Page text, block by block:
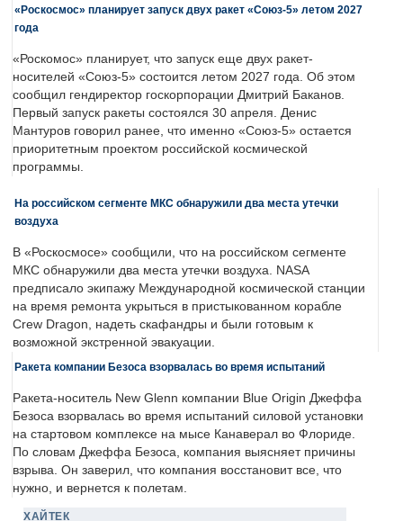
«Роскосмос» планирует запуск двух ракет «Союз-5» летом 2027
года
«Роскомос» планирует, что запуск еще двух ракет-
носителей «Союз-5» состоится летом 2027 года. Об этом
сообщил гендиректор госкорпорации Дмитрий Баканов.
Первый запуск ракеты состоялся 30 апреля. Денис
Мантуров говорил ранее, что именно «Союз-5» остается
приоритетным проектом российской космической
программы.
На российском сегменте МКС обнаружили два места утечки
воздуха
В «Роскосмосе» сообщили, что на российском сегменте
МКС обнаружили два места утечки воздуха. NASA
предписало экипажу Международной космической станции
на время ремонта укрыться в пристыкованном корабле
Crew Dragon, надеть скафандры и были готовым к
возможной экстренной эвакуации.
Ракета компании Безоса взорвалась во время испытаний
Ракета-носитель New Glenn компании Blue Origin Джеффа
Безоса взорвалась во время испытаний силовой установки
на стартовом комплексе на мысе Канаверал во Флориде.
По словам Джеффа Безоса, компания выясняет причины
взрыва. Он заверил, что компания восстановит все, что
нужно, и вернется к полетам.
ХАЙТЕК